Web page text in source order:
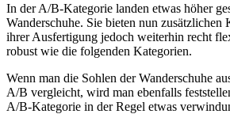
In der A/B-Kategorie landen etwas höher
Wanderschuhe. Sie bieten nun zusätzlichen
ihrer Ausfertigung jedoch weiterhin recht
robust wie die folgenden Kategorien.
Wenn man die Sohlen der Wanderschuhe
A/B vergleicht, wird man ebenfalls
A/B-Kategorie in der Regel etwas